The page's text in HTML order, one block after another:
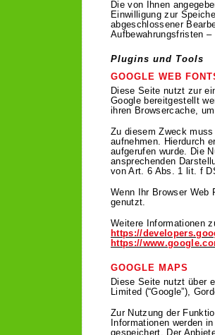
Die von Ihnen
Einwilligung zur
abgeschlossener
Aufbewahrungsfristen –
Plugins und Tools
GOOGLE WEB
Diese Seite nutzt zur
Google bereitgestellt
ihren Browsercache,
Zu diesem Zweck
aufnehmen. Hierdurch
aufgerufen wurde. Die
ansprechenden
von Art. 6 Abs. 1 lit. f
Wenn Ihr Browser Web
genutzt.
Weitere Informationen
https://
https://
GOOGLE MAPS
Diese Seite nutzt über
Limited (“Google”),
Zur Nutzung der
Informationen werden
gespeichert. Der